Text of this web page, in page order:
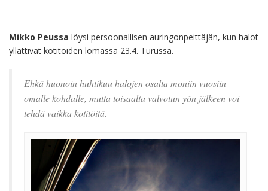
Mikko Peussa löysi persoonallisen auringonpeittäjän, kun halot
yllättivät kotitöiden lomassa 23.4. Turussa.
Ehkä huonoin huhtikuu halojen osalta moniin vuosiin
omalle kohdalle, mutta toisaalta valvotun yön jälkeen voi
tehdä vaikka kotitöitä.